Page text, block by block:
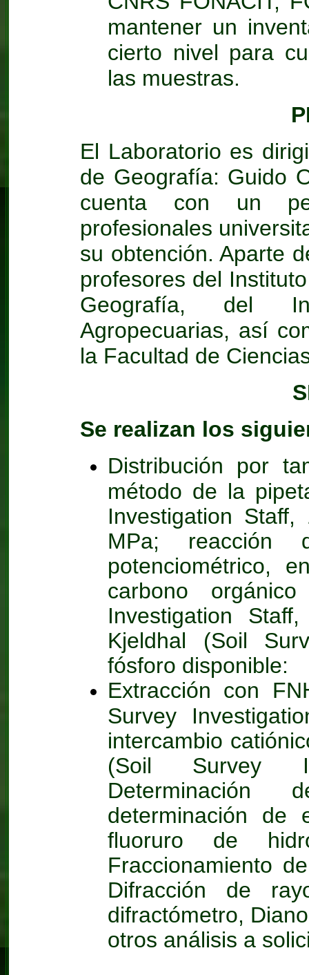
mantener un
cierto nivel para
las muestras.
El Laboratorio es
de Geografía: Guido
cuenta con un
profesionales
su obtención. Aparte
profesores del
Geografía, del
Agropecuarias, así
la Facultad de
Se realizan los
Distribución por
método de la
Investigation
MPa;
potenciométrico,
carbono
Investigation
Kjeldhal (Soil
fósforo disponible:
Extracción con
Survey
intercambio
(Soil Survey
determinación de
fluoruro de
Fraccionamiento
Difracción de
difractómetro,
otros análisis a